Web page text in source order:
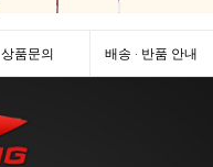
상품문의 배송 · 반품 안내